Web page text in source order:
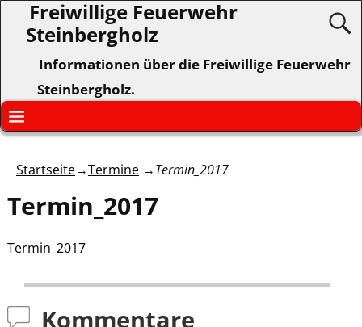
Freiwillige Feuerwehr
Steinbergholz
Informationen über die Freiwillige Feuerwehr
Steinbergholz.
Startseite→Termine →Termin_2017
Termin_2017
Termin_2017
Kommentare